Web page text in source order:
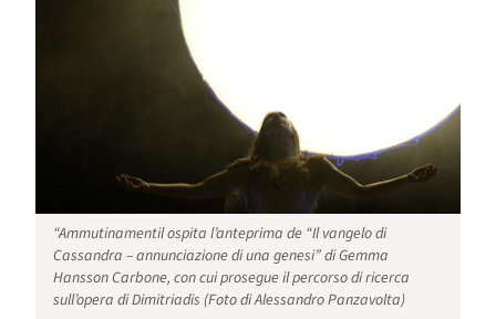
“Ammutinamentil ospita l’anteprima de “Il vangelo di
Cassandra – annunciazione di una genesi” di Gemma
Hansson Carbone, con cui prosegue il percorso di ricerca
sull’opera di Dimitriadis (Foto di Alessandro Panzavolta)